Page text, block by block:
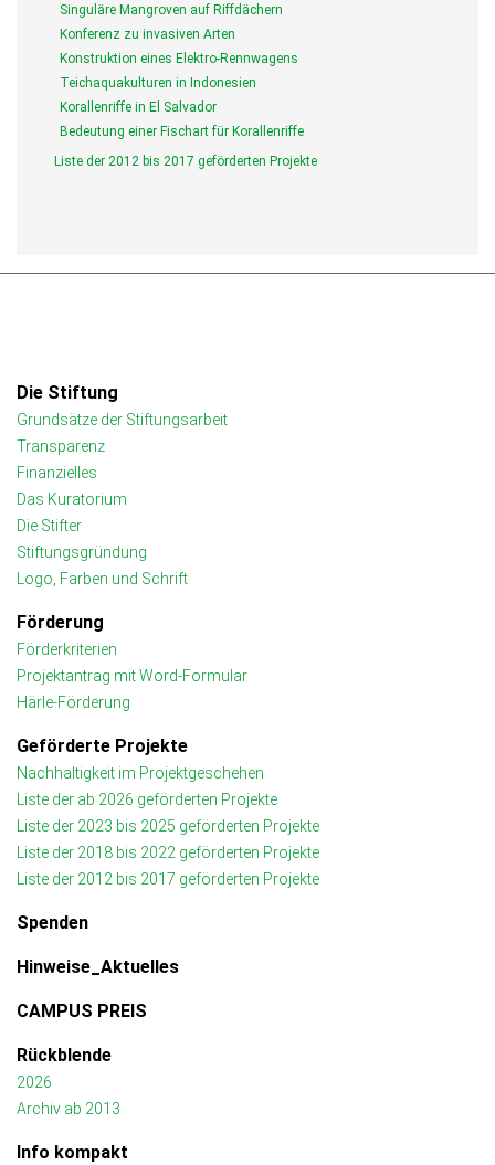
Singuläre Mangroven auf Riffdächern
Konferenz zu invasiven Arten
Konstruktion eines Elektro-Rennwagens
Teichaquakulturen in Indonesien
Korallenriffe in El Salvador
Bedeutung einer Fischart für Korallenriffe
Liste der 2012 bis 2017 geförderten Projekte
Die Stiftung
Grundsätze der Stiftungsarbeit
Transparenz
Finanzielles
Das Kuratorium
Die Stifter
Stiftungsgründung
Logo, Farben und Schrift
Förderung
Förderkriterien
Projektantrag mit Word-Formular
Härle-Förderung
Geförderte Projekte
Nachhaltigkeit im Projektgeschehen
Liste der ab 2026 geförderten Projekte
Liste der 2023 bis 2025 geförderten Projekte
Liste der 2018 bis 2022 geförderten Projekte
Liste der 2012 bis 2017 geförderten Projekte
Spenden
Hinweise_Aktuelles
CAMPUS PREIS
Rückblende
2026
Archiv ab 2013
Info kompakt